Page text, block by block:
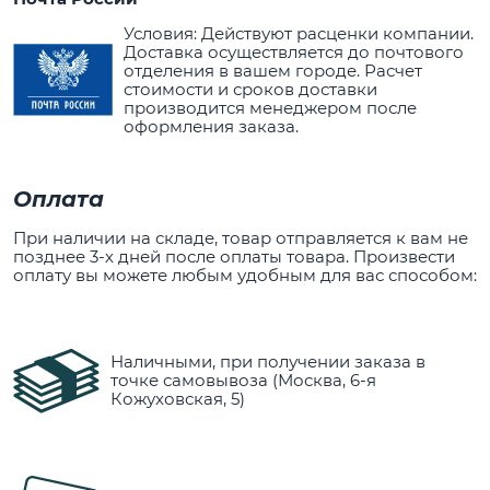
Условия: Действуют расценки компании.
Доставка осуществляется до почтового
отделения в вашем городе. Расчет
стоимости и сроков доставки
производится менеджером после
оформления заказа.
Оплата
При наличии на складе, товар отправляется к вам не
позднее 3-х дней после оплаты товара. Произвести
оплату вы можете любым удобным для вас способом:
Наличными, при получении заказа в
точке самовывоза (Москва, 6-я
Кожуховская, 5)